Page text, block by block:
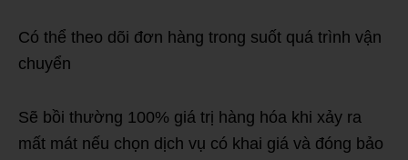
Có thể theo dõi đơn hàng trong suốt quá trình vận
chuyển
Sẽ bồi thường 100% giá trị hàng hóa khi xảy ra
mất mát nếu chọn dịch vụ có khai giá và đóng bảo